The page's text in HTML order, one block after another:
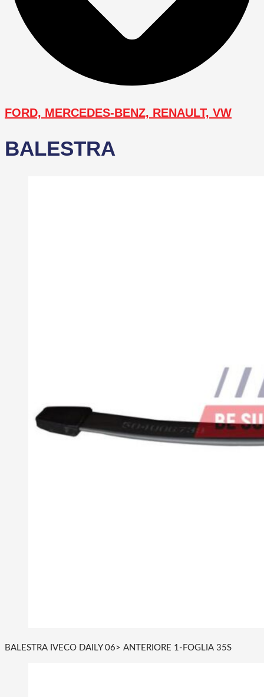
FORD, MERCEDES-BENZ, RENAULT, VW
BALESTRA
BALESTRA IVECO DAILY 06> ANTERIORE 1-FOGLIA 35S